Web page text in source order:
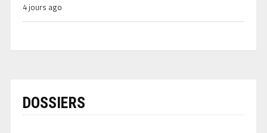
4 jours ago
DOSSIERS